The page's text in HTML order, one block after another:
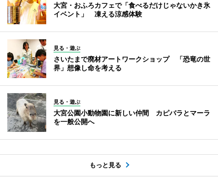
大宮・おふろカフェで「食べるだけじゃないかき氷
イベント」 凍える涼感体験
見る・遊ぶ
さいたまで廃材アートワークショップ 「恐竜の世
界」想像し命を考える
見る・遊ぶ
大宮公園小動物園に新しい仲間 カピバラとマーラ
を一般公開へ
もっと見る